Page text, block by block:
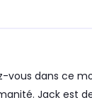
vous dans ce
Jack est